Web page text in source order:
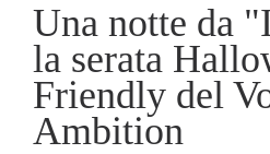
Una notte da
la serata
Friendly del
Ambition